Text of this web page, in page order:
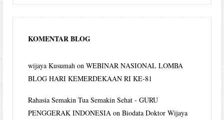
KOMENTAR BLOG
wijaya Kusumah onWEBINAR NASIONAL LOMBA
BLOG HARI KEMERDEKAAN RI KE-81
Rahasia Semakin Tua Semakin Sehat - GURU
PENGGERAK INDONESIA onBiodata Doktor Wijaya